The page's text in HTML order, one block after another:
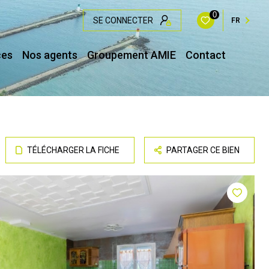
SE CONNECTER
0
FR
Nos agents Groupement AMIE Contact
TÉLÉCHARGER LA FICHE PARTAGER CE BIEN